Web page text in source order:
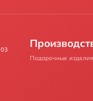
03
Подарочные